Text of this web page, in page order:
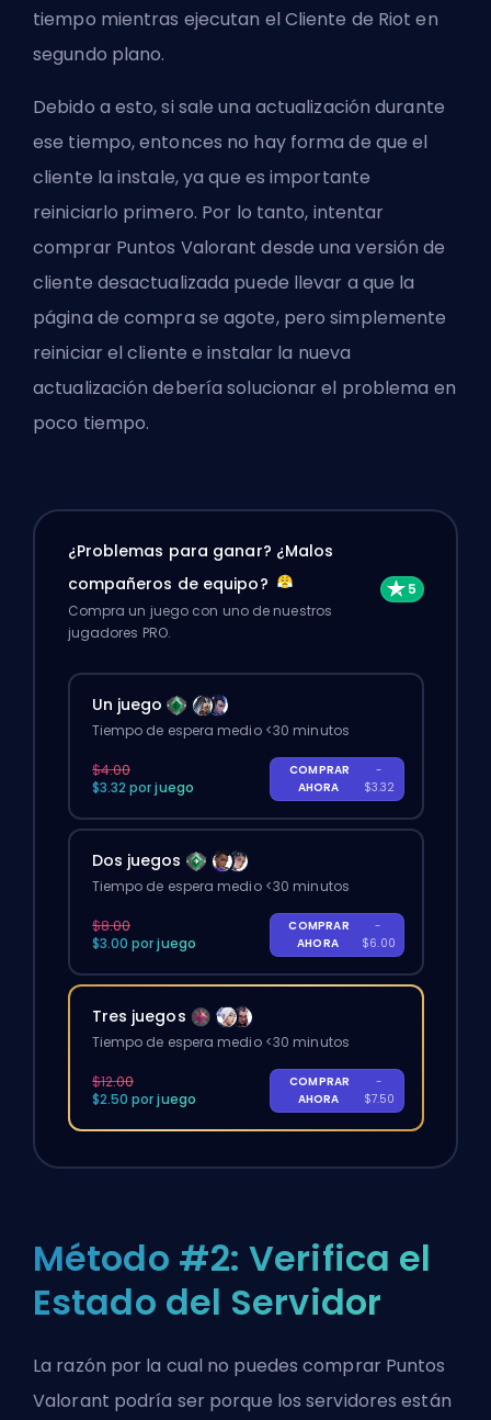
tiempo mientras ejecutan el Cliente de Riot en
segundo plano.
Debido a esto, si sale una actualización durante
ese tiempo, entonces no hay forma de que el
cliente la instale, ya que es importante
reiniciarlo primero. Por lo tanto, intentar
comprar Puntos Valorant desde una versión de
cliente desactualizada puede llevar a que la
página de compra se agote, pero simplemente
reiniciar el cliente e instalar la nueva
actualización debería solucionar el problema en
poco tiempo.
¿Problemas para ganar? ¿Malos
compañeros de equipo?
Compra un juego con uno de nuestros
jugadores PRO.
Un juego
Tiempo de espera medio <30 minutos
$4.00
$3.32 por juego
COMPRAR
AHORA
-
$3.32
Dos juegos
Tiempo de espera medio <30 minutos
$8.00
$3.00 por juego
COMPRAR
AHORA
-
$6.00
Tres juegos
Tiempo de espera medio <30 minutos
$12.00
$2.50 por juego
COMPRAR
AHORA
-
$7.50
Método #2: Verifica el
Estado del Servidor
La razón por la cual no puedes comprar Puntos
Valorant podría ser porque los servidores están